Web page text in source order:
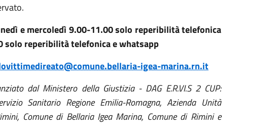
e mercoledì 9.00-11.00 solo reperibilità telefonica
solo reperibilità telefonica e whatsapp
igea-marina.rn.it
dal Ministero della Giustizia - DAG E.R.VI.S 2 CUP:
Sanitario Regione Emilia-Romagna, Azienda Unità
Comune di Bellaria Igea Marina, Comune di Rimini e